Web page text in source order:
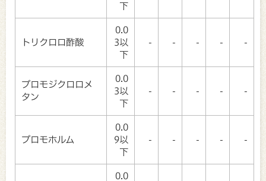
下
トリクロロ酢酸
0.0
3以
下
- - - - -
ブロモジクロロメ
タン
0.0
3以
下
- - - - -
ブロモホルム
0.0
9以
下
- - - - -
0.0